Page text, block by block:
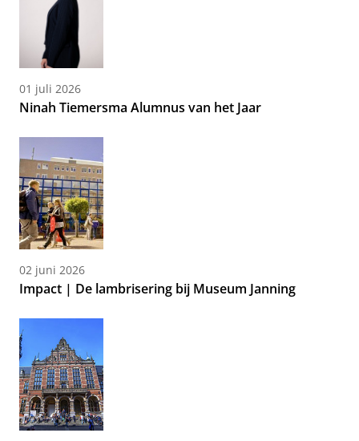
01 juli 2026
Ninah Tiemersma Alumnus van het Jaar
02 juni 2026
Impact | De lambrisering bij Museum Janning